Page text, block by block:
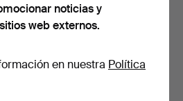
PAPERWEIGHT.
5 días
noticias y
web externos.
en nuestra Política